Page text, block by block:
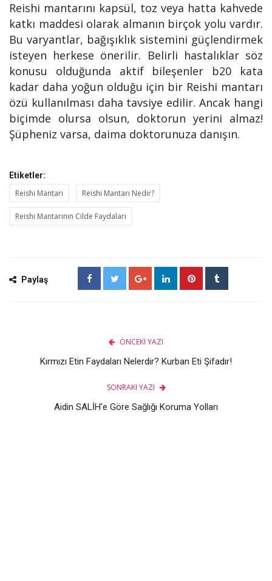
Reishi mantarını kapsül, toz veya hatta kahvede
katkı maddesi olarak almanın birçok yolu vardır.
Bu varyantlar, bağışıklık sistemini güçlendirmek
isteyen herkese önerilir. Belirli hastalıklar söz
konusu olduğunda aktif bileşenler b20 kata
kadar daha yoğun olduğu için bir Reishi mantarı
özü kullanılması daha tavsiye edilir. Ancak hangi
biçimde olursa olsun, doktorun yerini almaz!
Şüpheniz varsa, daima doktorunuza danışın.
Etiketler:
Reishi Mantarı Reishi Mantarı Nedir?
Reishi Mantarının Cilde Faydaları
Paylaş
ÖNCEKI YAZI
Kırmızı Etin Faydaları Nelerdir? Kurban Eti Şifadır!
SONRAKI YAZI
Aidin SALİH'e Göre Sağlığı Koruma Yolları